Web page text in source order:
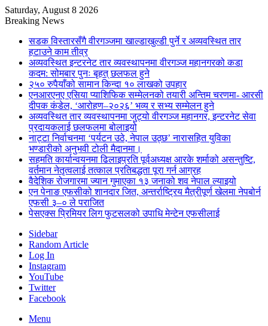
Saturday, August 8 2026
Breaking News
सडक विस्तारसँगै वीरगञ्जमा खाल्डाखुल्डी पुर्ने र अव्यवस्थित तार
हटाउने काम तीव्र
अव्यवस्थित इन्टरनेट तार व्यवस्थापनमा वीरगञ्ज महानगरको कडा
कदम: सोमबार पुनः बृहत् छलफल हुने
२५० रुपैयाँको सामान किन्दा १० लाखको उपहार
एनआरएनए एसिया प्याशिफिक सम्मेलनको तयारी अन्तिम चरणमा- आरसी
दीपक कंडेल, ‘आरोहण–२०२६’ भव्य र सभ्य सम्मेलन हुने
अव्यवस्थित तार व्यवस्थापनमा जुट्यो वीरगञ्ज महानगर, इन्टरनेट सेवा
प्रदायकलाई छलफलमा बोलाइयो
नाट्टा निर्वाचनमा ‘पर्यटन उठे, नेपाल उठ्छ’ नारासहित युविका
भण्डारीको अनुभवी टोली मैदानमा।
सहमति कार्यान्वयनमा ढिलाइप्रति पूर्वअध्यक्ष आरके शर्माको असन्तुष्टि,
वर्तमान नेतृत्वलाई तत्काल प्रतिबद्धता पूरा गर्न आग्रह
वैदेशिक रोजगारमा ज्यान गुमाएका १३ जनाको शव नेपाल ल्याइयो
एन पेनाङ एफसीको शानदार जित, अन्तर्राष्ट्रिय मैत्रीपूर्ण खेलमा नेपबोर्न
एफसी ३–० ले पराजित
पेसएक्स प्रिमियर लिग फुटसलको उपाधि मेन्टेन एफसीलाई
Sidebar
Random Article
Log In
Instagram
YouTube
Twitter
Facebook
Menu